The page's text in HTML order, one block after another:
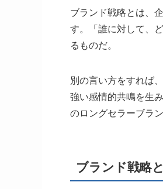
ブランド戦略とは、
す。「誰に対して、
るものだ。
別の言い方をすれば
強い感情的共鳴を生
のロングセラーブラ
ブランド戦略